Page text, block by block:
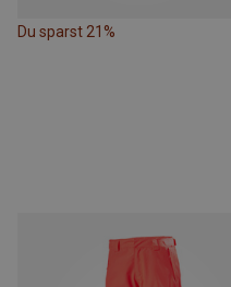
Du sparst 21%